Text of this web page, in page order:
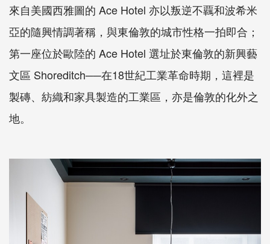
來自美國西雅圖的 Ace Hotel 亦以叛逆不覊和波希米
亞的隨興情調著稱，與東倫敦的城市性格一拍即合；
第一座位於歐陸的 Ace Hotel 選址於東倫敦的新興藝
文區 Shoreditch──在18世紀工業革命時期，這裡是
製磚、紡織和家具製造的工業區，亦是倫敦的化外之
地。